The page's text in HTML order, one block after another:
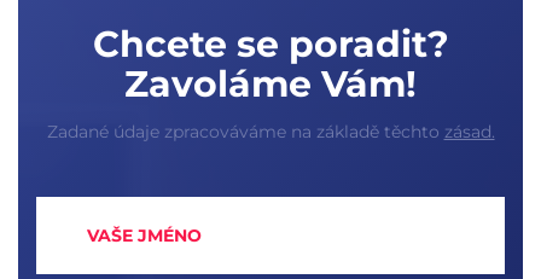
Chcete se poradit?
Zavoláme Vám!
Zadané údaje zpracováváme na základě těchto zásad.